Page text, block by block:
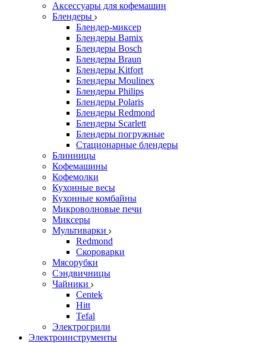
Аксессуары для кофемашин
Блендеры
Блендер-миксер
Блендеры Bamix
Блендеры Bosch
Блендеры Braun
Блендеры Kitfort
Блендеры Moulinex
Блендеры Philips
Блендеры Polaris
Блендеры Redmond
Блендеры Scarlett
Блендеры погружные
Стационарные блендеры
Блинницы
Кофемашины
Кофемолки
Кухонные весы
Кухонные комбайны
Микроволновые печи
Миксеры
Мультиварки
Redmond
Скороварки
Мясорубки
Сэндвичницы
Чайники
Centek
Hitt
Tefal
Электрогрили
Электроинструменты